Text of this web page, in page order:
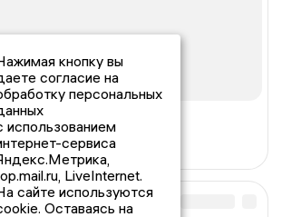
кнопку вы
согласие на
персональных
использованием
сервиса
LiveInternet.
сайте используются
Оставаясь на